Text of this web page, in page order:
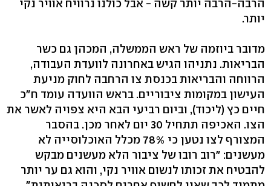
הרבה-הרבה יותר קשה - אבל כולנו נרוויח אוויר נקי
יותר.
מדובר ביוזמה של ראש הממשלה, המכהן גם כשר
הבריאות. נתניהו הגיש באחרונה לוועדת העבודה,
הרווחה והבריאות בכנסת צו הרחבה לחוק מניעת
העישון במקומות ציבוריים. בראש הוועדה עומד ח"כ
חיים כץ (ליכוד‭,(‬ וביום רביעי הבא היא צפויה לאשר את
הצו. האכיפה תתחיל 30 יום לאחר מכן. בהסבר
המצורף לצו נטען כי ‭78%‬ מכלל האוכלוסייה לא
מעשנים: "רוב רובו של ציבור הלא מעשנים מבקש
להבטיח את זכותו לנשום אוויר נקי, והוא גם ער יותר